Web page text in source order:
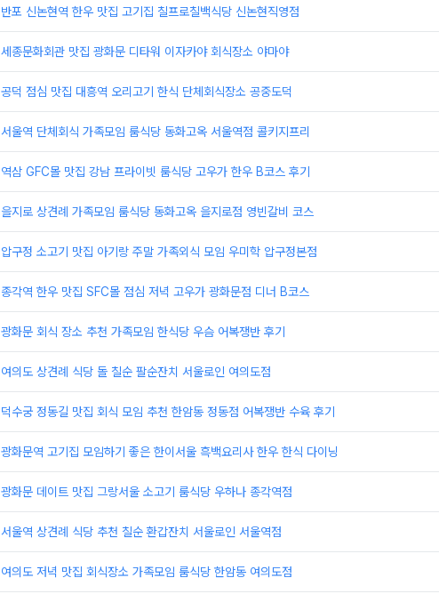
반포 신논현역 한우 맛집 고기집 칠프로칠백식당 신논현직영점
세종문화회관 맛집 광화문 디타워 이자카야 회식장소 야마야
공덕 점심 맛집 대흥역 오리고기 한식 단체회식장소 공중도덕
서울역 단체회식 가족모임 룸식당 동화고옥 서울역점 콜키지프리
역삼 GFC몰 맛집 강남 프라이빗 룸식당 고우가 한우 B코스 후기
을지로 상견례 가족모임 룸식당 동화고옥 을지로점 영빈갈비 코스
압구정 소고기 맛집 아기랑 주말 가족외식 모임 우미학 압구정본점
종각역 한우 맛집 SFC몰 점심 저녁 고우가 광화문점 디너 B코스
광화문 회식 장소 추천 가족모임 한식당 우슴 어복쟁반 후기
여의도 상견례 식당 돌 칠순 팔순잔치 서울로인 여의도점
덕수궁 정동길 맛집 회식 모임 추천 한암동 정동점 어복쟁반 수육 후기
광화문역 고기집 모임하기 좋은 한이서울 흑백요리사 한우 한식 다이닝
광화문 데이트 맛집 그랑서울 소고기 룸식당 우하나 종각역점
서울역 상견례 식당 추천 칠순 환갑잔치 서울로인 서울역점
여의도 저녁 맛집 회식장소 가족모임 룸식당 한암동 여의도점